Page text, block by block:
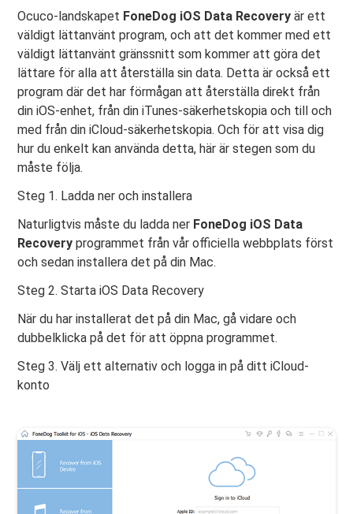
Ocuco-landskapet FoneDog iOS Data Recovery är ett
väldigt lättanvänt program, och att det kommer med ett
väldigt lättanvänt gränssnitt som kommer att göra det
lättare för alla att återställa sin data. Detta är också ett
program där det har förmågan att återställa direkt från
din iOS-enhet, från din iTunes-säkerhetskopia och till och
med från din iCloud-säkerhetskopia. Och för att visa dig
hur du enkelt kan använda detta, här är stegen som du
måste följa.
Steg 1. Ladda ner och installera
Naturligtvis måste du ladda ner FoneDog iOS Data
Recovery programmet från vår officiella webbplats först
och sedan installera det på din Mac.
Steg 2. Starta iOS Data Recovery
När du har installerat det på din Mac, gå vidare och
dubbelklicka på det för att öppna programmet.
Steg 3. Välj ett alternativ och logga in på ditt iCloud-
konto